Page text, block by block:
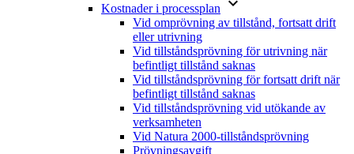
Kostnader i processplan
Vid omprövning av tillstånd, fortsatt drift
eller utrivning
Vid tillståndsprövning för utrivning när
befintligt tillstånd saknas
Vid tillståndsprövning för fortsatt drift när
befintligt tillstånd saknas
Vid tillståndsprövning vid utökande av
verksamheten
Vid Natura 2000-tillståndsprövning
Prövningsavgift